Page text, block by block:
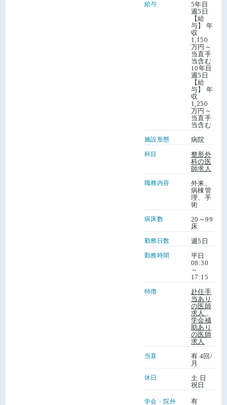
給与
5年目
週5日
【給
与】 年
収
1,150
万円～
当直手
当含む
10年目
週5日
【給
与】 年
収
1,250
万円～
当直手
当含む
施設形態 病院
科目
整形外
科の医
師求人
職務内容
外来、
病棟管
理、手
術
病床数
20～99
床
勤務日数 週5日
勤務時間
平日
08:30
～
17:15
特徴
赴任手
当あり
の医師
求人
学会補
助あり
の医師
求人
当直
有 4回/
月
休日
土 日
祝日
学会・院外 有